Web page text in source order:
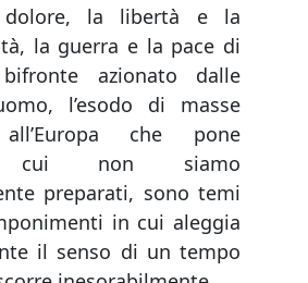
la libertà e la
la guerra e la pace di
azionato dalle
l’esodo di masse
all’Europa che pone
cui non siamo
preparati, sono temi
in cui aleggia
il senso di un tempo